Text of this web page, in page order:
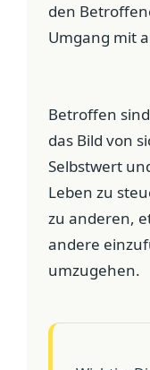
den
Umgang mit
Betroffen
das Bild von
Selbstwert
Leben zu
zu anderen,
andere
umzugehen.